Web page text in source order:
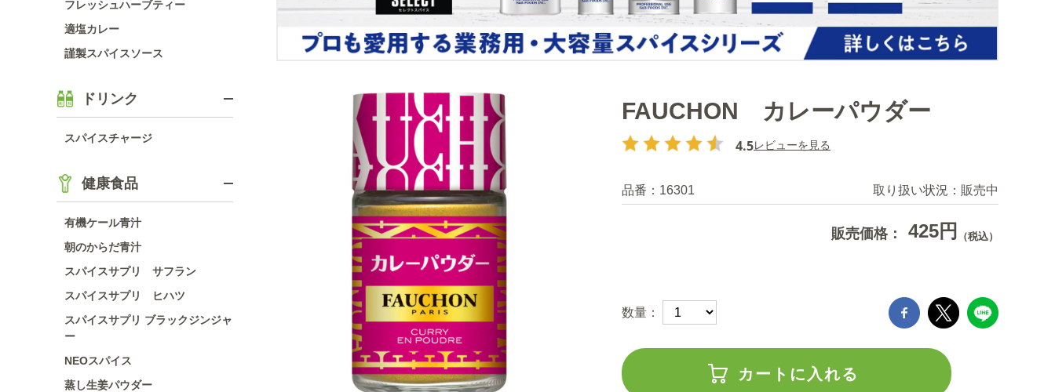
フレッシュハーブティー
適塩カレー
謹製スパイスソース
ドリンク
スパイスチャージ
健康食品
有機ケール青汁
朝のからだ青汁
スパイスサプリ サフラン
スパイスサプリ ヒハツ
スパイスサプリ ブラックジンジャ
ー
NEOスパイス
蒸し生姜パウダー
FAUCHON カレーパウダー
4.5レビューを見る
品番： 16301 取り扱い状況： 販売中
販売価格： 425円 （税込）
数量：
カートに入れる